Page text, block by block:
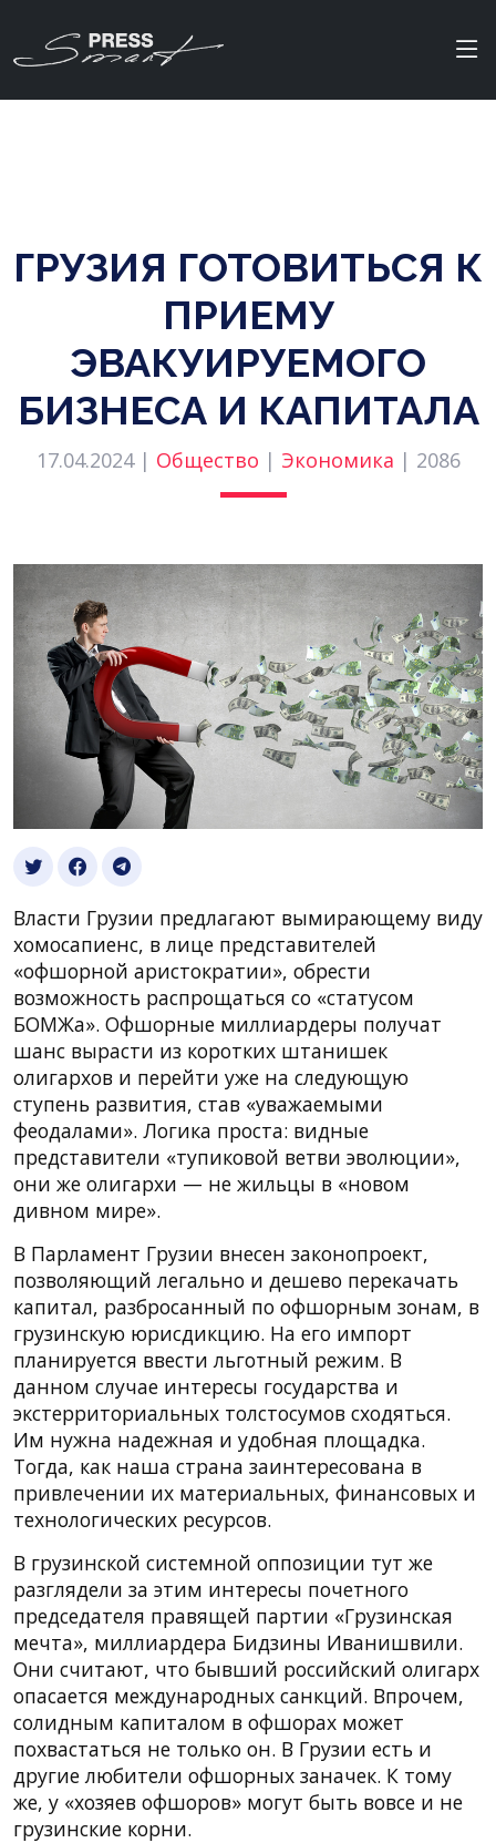
ГРУЗИЯ ГОТОВИТЬСЯ К
ПРИЕМУ
ЭВАКУИРУЕМОГО
БИЗНЕСА И КАПИТАЛА
17.04.2024 | Общество | Экономика | 2086
Власти Грузии предлагают вымирающему виду
хомосапиенс, в лице представителей
«офшорной аристократии», обрести
возможность распрощаться со «статусом
БОМЖа». Офшорные миллиардеры получат
шанс вырасти из коротких штанишек
олигархов и перейти уже на следующую
ступень развития, став «уважаемыми
феодалами». Логика проста: видные
представители «тупиковой ветви эволюции»,
они же олигархи — не жильцы в «новом
дивном мире».
В Парламент Грузии внесен законопроект,
позволяющий легально и дешево перекачать
капитал, разбросанный по офшорным зонам, в
грузинскую юрисдикцию. На его импорт
планируется ввести льготный режим. В
данном случае интересы государства и
экстерриториальных толстосумов сходяться.
Им нужна надежная и удобная площадка.
Тогда, как наша страна заинтересована в
привлечении их материальных, финансовых и
технологических ресурсов.
В грузинской системной оппозиции тут же
разглядели за этим интересы почетного
председателя правящей партии «Грузинская
мечта», миллиардера Бидзины Иванишвили.
Они считают, что бывший российский олигарх
опасается международных санкций. Впрочем,
солидным капиталом в офшорах может
похвастаться не только он. В Грузии есть и
другие любители офшорных заначек. К тому
же, у «хозяев офшоров» могут быть вовсе и не
грузинские корни.